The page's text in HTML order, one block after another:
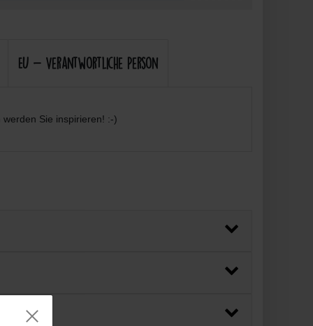
EU - Verantwortliche Person
Sie inspirieren! :-)